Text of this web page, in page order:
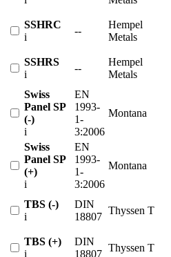
SSHRC
i
--
Hempel
Metals
SSHRS
i
--
Hempel
Metals
Swiss
Panel SP
(-)
i
EN
1993-
1-
3:2006
Montana
Swiss
Panel SP
(+)
i
EN
1993-
1-
3:2006
Montana
TBS (-)
i
DIN
18807
Thyssen T
TBS (+)
i
DIN
18807
Thyssen T